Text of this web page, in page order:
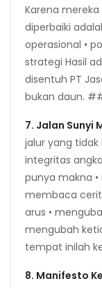
Karena
diperbaiki
operasional •
strategi Hasil
disentuh PT
bukan daun.
7. Jalan Sunyi
jalur yang
integritas
punya makna
membaca
arus •
mengubah
tempat inilah
8. Manifesto